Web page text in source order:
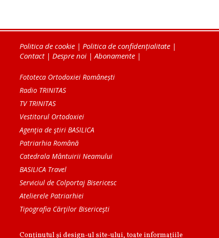
Politica de cookie | Politica de confidențialitate |
Contact| Despre noi | Abonamente |
Fototeca Ortodoxiei Românești
Radio TRINITAS
TV TRINITAS
Vestitorul Ortodoxiei
Agenţia de ştiri BASILICA
Patriarhia Română
Catedrala Mântuirii Neamului
BASILICA Travel
Serviciul de Colportaj Bisericesc
Atelierele Patriarhiei
Tipografia Cărţilor Bisericeşti
Conținutul și design-ul site-ului, toate informaţiile